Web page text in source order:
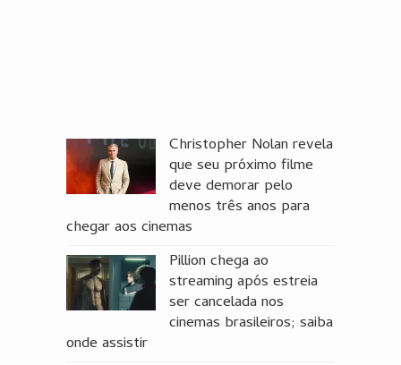
Christopher Nolan revela
que seu próximo filme
deve demorar pelo
menos três anos para
chegar aos cinemas
Pillion chega ao
streaming após estreia
ser cancelada nos
cinemas brasileiros; saiba
onde assistir